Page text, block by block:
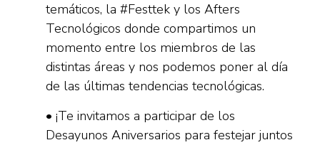
temáticos, la #Festtek y los Afters
Tecnológicos donde compartimos un
momento entre los miembros de las
distintas áreas y nos podemos poner al día
de las últimas tendencias tecnológicas.
• ¡Te invitamos a participar de los
Desayunos Aniversarios para festejar juntos